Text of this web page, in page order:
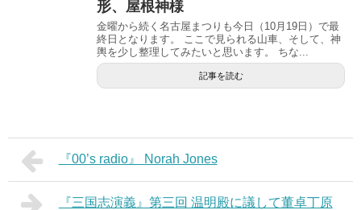
形、屋根神様
金曜から続く名古屋まつりも今日（10月19日）で最
終日となります。 ここで見られる山車、そして、神
輿を少し整理してみたいと思います。 ちな...
記事を読む
『00’s radio』 Norah Jones
『三国志演義』第三回 温明殿に議して董卓丁原